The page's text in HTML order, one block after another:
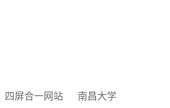
四屏合一网站 南昌大学